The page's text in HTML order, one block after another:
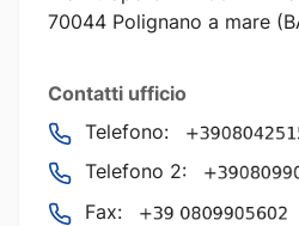
70044 Polignano a mare
Contatti ufficio
Telefono:
Telefono 2:
Fax: